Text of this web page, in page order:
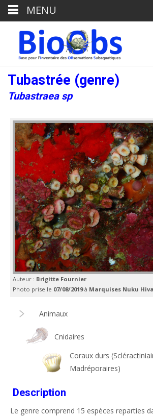
Tubastrée (genre)
Tubastraea sp
Auteur : Brigitte Fournier
Photo prise le 07/08/2019à Marquises Nuku
Animaux
Cnidaires
Coraux durs
Madréporaires)
Description
Le genre comprend 15 espèces reparties
MENU